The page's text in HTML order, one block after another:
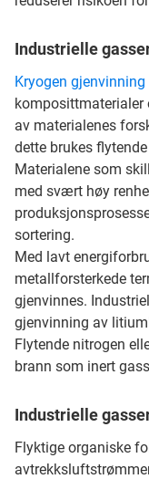
Industrielle
Kryogen gjenvinning
komposittmaterialer
av materialenes
dette brukes
Materialene som
med svært høy
sortering.
Med lavt
metallforsterkede
gjenvinnes.
gjenvinning av
Flytende nitrogen
brann som inert
Industrielle
Flyktige organiske